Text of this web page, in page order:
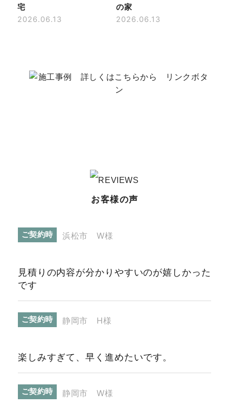
宅
2026.06.13
の家
2026.06.13
お客様の声
ご契約時 浜松市 W様
見積りの内容が分かりやすいのが嬉しかった
です
ご契約時 静岡市 H様
楽しみすぎて、早く進めたいです。
ご契約時 静岡市 W様